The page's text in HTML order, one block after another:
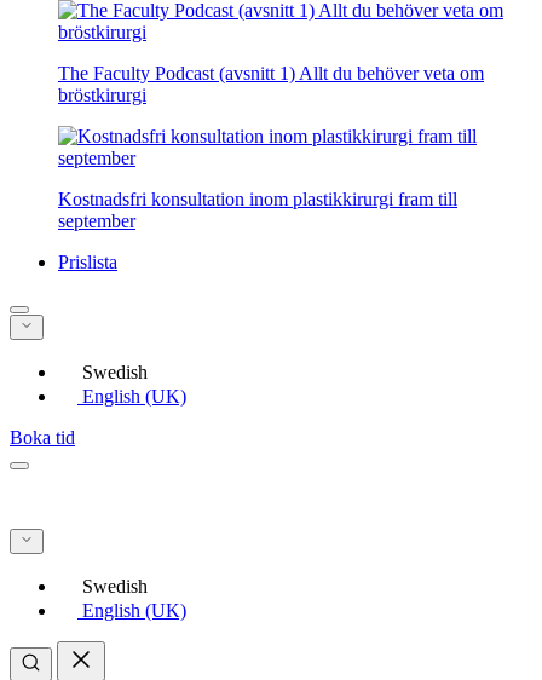
The Faculty Podcast (avsnitt 1) Allt du behöver veta om
bröstkirurgi
Kostnadsfri konsultation inom plastikkirurgi fram till
september
Prislista
Swedish
English (UK)
Boka tid
Swedish
English (UK)